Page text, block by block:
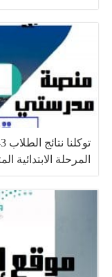
المرحلة الابتدائية